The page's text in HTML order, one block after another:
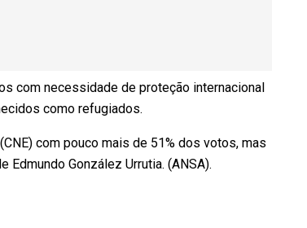
com necessidade de proteção internacional
como refugiados.
com pouco mais de 51% dos votos, mas
González Urrutia. (ANSA).